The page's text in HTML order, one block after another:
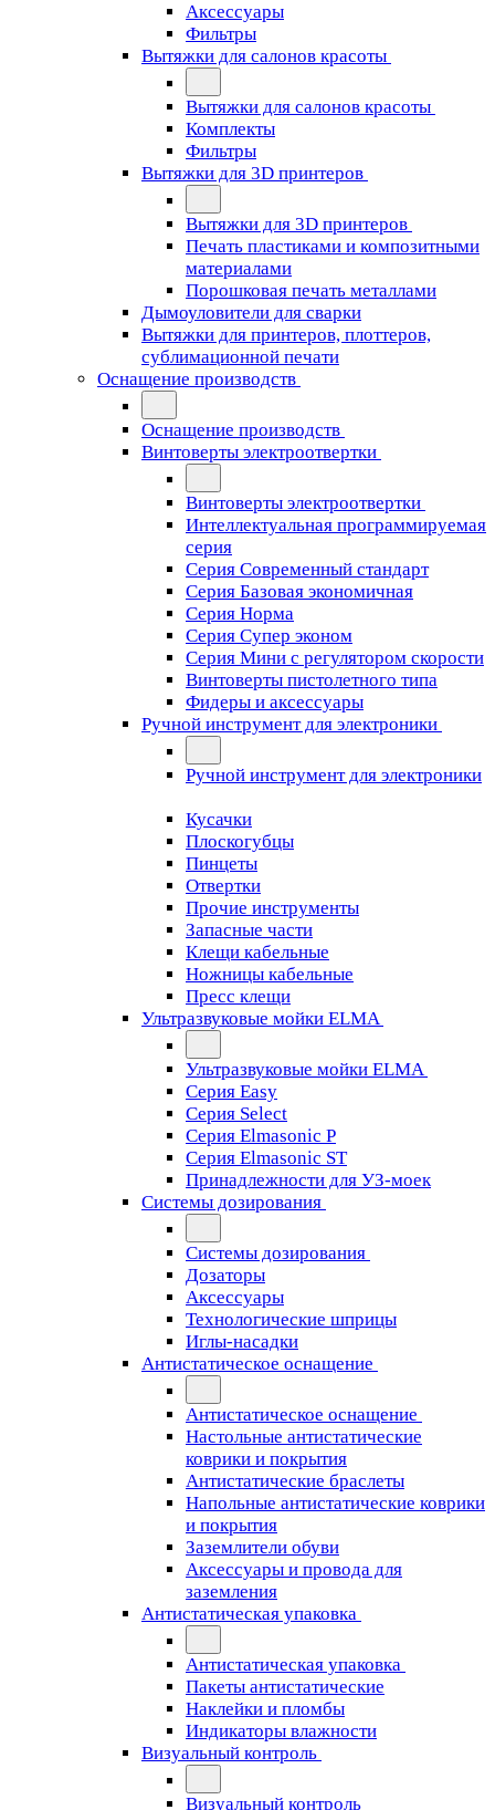
Аксессуары
Фильтры
Вытяжки для салонов красоты
Вытяжки для салонов красоты
Комплекты
Фильтры
Вытяжки для 3D принтеров
Вытяжки для 3D принтеров
Печать пластиками и композитными
материалами
Порошковая печать металлами
Дымоуловители для сварки
Вытяжки для принтеров, плоттеров,
сублимационной печати
Оснащение производств
Оснащение производств
Винтоверты электроотвертки
Винтоверты электроотвертки
Интеллектуальная программируемая
серия
Серия Современный стандарт
Серия Базовая экономичная
Серия Норма
Серия Cупер эконом
Серия Мини с регулятором скорости
Винтоверты пистолетного типа
Фидеры и аксессуары
Ручной инструмент для электроники
Ручной инструмент для электроники
Кусачки
Плоскогубцы
Пинцеты
Отвертки
Прочие инструменты
Запасные части
Клещи кабельные
Ножницы кабельные
Пресс клещи
Ультразвуковые мойки ELMA
Ультразвуковые мойки ELMA
Серия Easy
Серия Select
Серия Elmasonic P
Серия Elmasonic ST
Принадлежности для УЗ-моек
Системы дозирования
Системы дозирования
Дозаторы
Аксессуары
Технологические шприцы
Иглы-насадки
Антистатическое оснащение
Антистатическое оснащение
Настольные антистатические
коврики и покрытия
Антистатические браслеты
Напольные антистатические коврики
и покрытия
Заземлители обуви
Аксессуары и провода для
заземления
Антистатическая упаковка
Антистатическая упаковка
Пакеты антистатические
Наклейки и пломбы
Индикаторы влажности
Визуальный контроль
Визуальный контроль